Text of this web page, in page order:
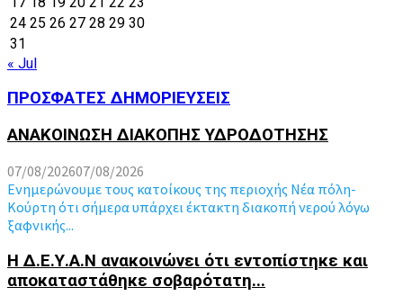
24 25 26 27 28 29 30
31
« Jul
ΠΡΟΣΦΑΤΕΣ ΔΗΜΟΡΙΕΥΣΕΙΣ
ΑΝΑΚΟΙΝΩΣΗ ΔΙΑΚΟΠΗΣ ΥΔΡΟΔΟΤΗΣΗΣ
07/08/202607/08/2026
Ενημερώνουμε τους κατοίκους της περιοχής Νέα πόλη-
Κούρτη ότι σήμερα υπάρχει έκτακτη διακοπή νερού λόγω
ξαφνικής...
Η Δ.Ε.Υ.Α.Ν ανακοινώνει ότι εντοπίστηκε και
αποκαταστάθηκε σοβαρότατη...